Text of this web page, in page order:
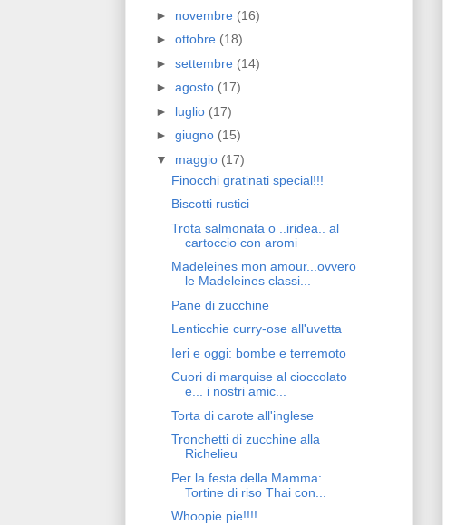
► novembre (16)
► ottobre (18)
► settembre (14)
► agosto (17)
► luglio (17)
► giugno (15)
▼ maggio (17)
Finocchi gratinati special!!!
Biscotti rustici
Trota salmonata o ..iridea.. al
cartoccio con aromi
Madeleines mon amour...ovvero
le Madeleines classi...
Pane di zucchine
Lenticchie curry-ose all'uvetta
Ieri e oggi: bombe e terremoto
Cuori di marquise al cioccolato
e... i nostri amic...
Torta di carote all'inglese
Tronchetti di zucchine alla
Richelieu
Per la festa della Mamma:
Tortine di riso Thai con...
Whoopie pie!!!!